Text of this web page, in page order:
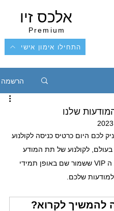
אלכס זיו
Premium
התחילו אימון אישי
הרשמה
שלנו
לכם היום כרטיס כניסה לקולנוע
בעולם, לקולנוע של תת המודע
שלכם, לכיסא ה VIP ששמור שם באופן תמידי
שלכם.
להמשיך לקרוא?